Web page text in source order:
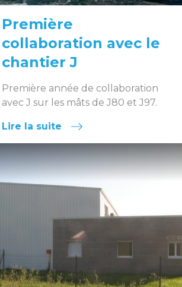
Première
collaboration avec le
chantier J
Première année de collaboration
avec J sur les mâts de J80 et J97.
Lire la suite